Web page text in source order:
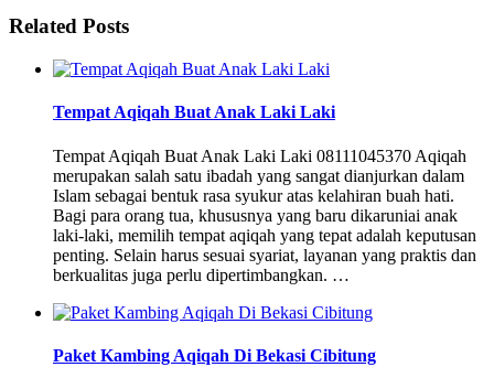
Related Posts
Tempat Aqiqah Buat Anak Laki Laki
Tempat Aqiqah Buat Anak Laki Laki 08111045370 Aqiqah
merupakan salah satu ibadah yang sangat dianjurkan dalam
Islam sebagai bentuk rasa syukur atas kelahiran buah hati.
Bagi para orang tua, khususnya yang baru dikaruniai anak
laki-laki, memilih tempat aqiqah yang tepat adalah keputusan
penting. Selain harus sesuai syariat, layanan yang praktis dan
berkualitas juga perlu dipertimbangkan. …
Paket Kambing Aqiqah Di Bekasi Cibitung